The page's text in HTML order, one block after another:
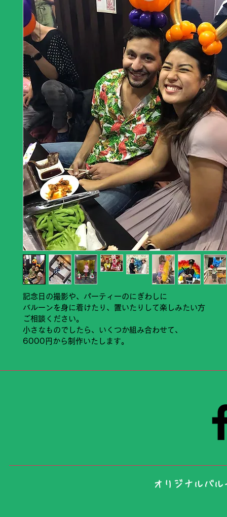
記念日の撮影や、パーティーのにぎわしに
バルーンを身に着けたり、置いたりして楽しみたい方
ご相談ください。
小さなものでしたら、いくつか組み合わせて、
6000円から制作いたします。
オリジナルバ